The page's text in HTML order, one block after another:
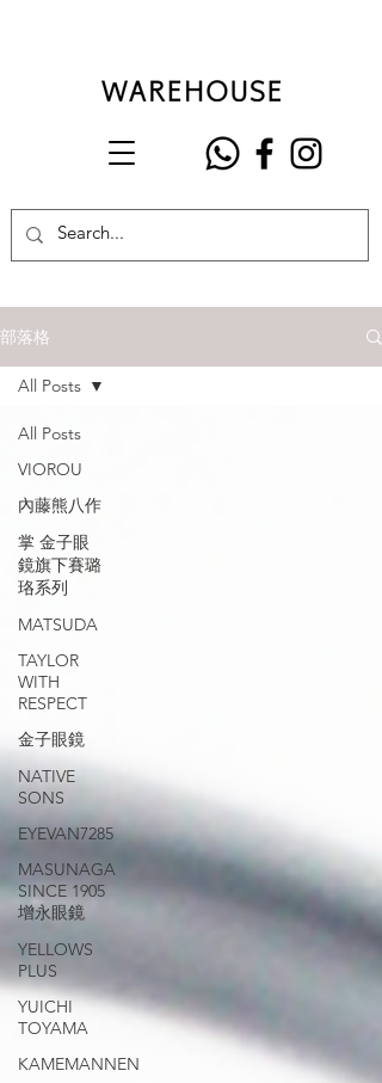
部落格
All Posts
VIOROU
內藤熊八作
掌 金子眼
鏡旗下賽璐
珞系列
MATSUDA
TAYLOR
WITH
RESPECT
金子眼鏡
NATIVE
SONS
EYEVAN7285
MASUNAGA
SINCE 1905
增永眼鏡
YELLOWS
PLUS
YUICHI
TOYAMA
KAMEMANNEN
All Posts